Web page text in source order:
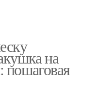
на
пошаговая